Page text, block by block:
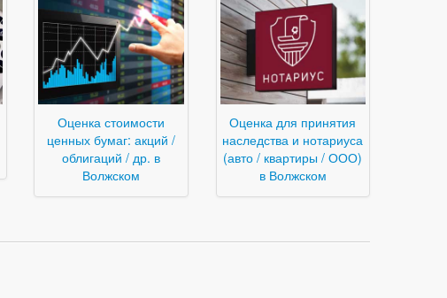
Оценка стоимости
ценных бумаг: акций /
облигаций / др. в
Волжском
Оценка для принятия
наследства и нотариуса
(авто / квартиры / ООО)
в Волжском